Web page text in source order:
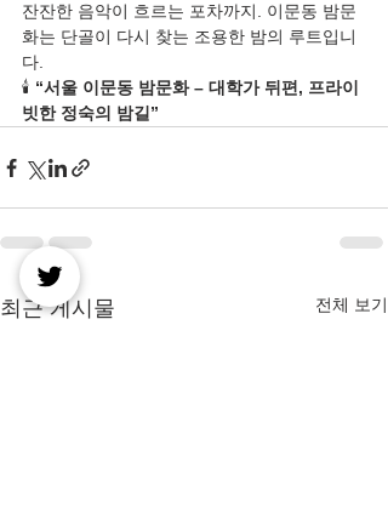
잔잔한 음악이 흐르는 포차까지. 이문동 밤문
화는 단골이 다시 찾는 조용한 밤의 루트입니
다.
🕯️ “서울 이문동 밤문화 – 대학가 뒤편, 프라이
빗한 정숙의 밤길”
최근 게시물 전체 보기